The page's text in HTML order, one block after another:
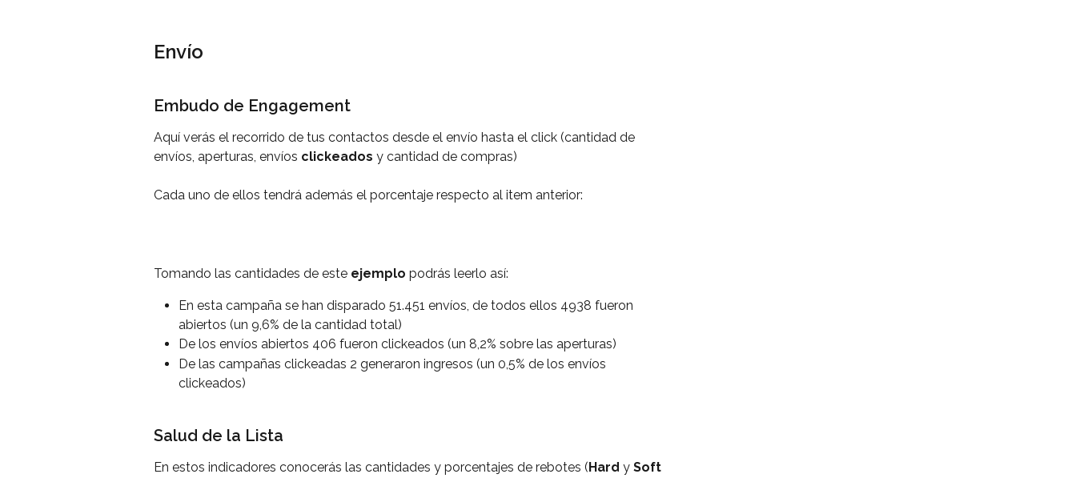
Envío
Embudo de Engagement
Aquí verás el recorrido de tus contactos desde el envío hasta el click (cantidad de
envíos, aperturas, envíos clickeados y cantidad de compras)
Cada uno de ellos tendrá además el porcentaje respecto al item anterior:
Tomando las cantidades de este ejemplo podrás leerlo así:
En esta campaña se han disparado 51.451 envíos, de todos ellos 4938 fueron
abiertos (un 9,6% de la cantidad total)
De los envíos abiertos 406 fueron clickeados (un 8,2% sobre las aperturas)
De las campañas clickeadas 2 generaron ingresos (un 0,5% de los envíos
clickeados)
Salud de la Lista
En estos indicadores conocerás las cantidades y porcentajes de rebotes (Hard y Soft